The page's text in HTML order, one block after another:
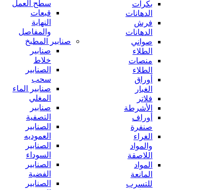
بكرات
الدهانات
فرش
الدهانات
صواني
الطلاء
منصات
الطلاء
أوراق
الغبار
فلاتر
الأشرطة
أوراف
صنفرة
الغراء
والمواد
اللاصقة
المواد
المانعة
للتسرب
سطح العمل
قبعات
النهاية
والمفاصل
صنابير المطبخ
صنابير
خلاط
الصنابير
سحب
صنابير الماء
المغلي
صنابير
التصفية
الصنابير
العموديه
الصنابير
السوداء
الصنابير
الفضية
الصنابير